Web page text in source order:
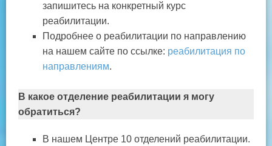
запишитесь на конкретный курс
реабилитации.
Подробнее о реабилитации по направлению
на нашем сайте по ссылке: реабилитация по
направлениям.
В какое отделение реабилитации я могу
обратиться?
В нашем Центре 10 отделений реабилитации.